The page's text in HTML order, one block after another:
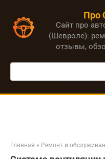
контенту
Про
Сайт про
(Шевроле):
отзывы,
Поиск:
Главная » Ремонт и